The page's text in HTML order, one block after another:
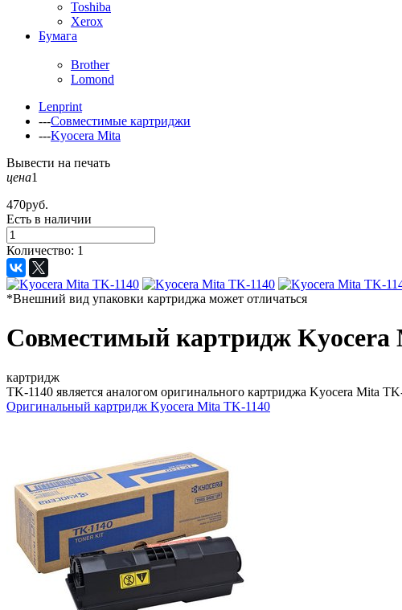
Toshiba
Xerox
Бумага
Brother
Lomond
Lenprint
---Совместимые картриджи
---Kyocera Mita
Вывести на печать
цена1
470руб.
Есть в наличии
Количество: 1
*Внешний вид упаковки картриджа может отличаться
Совместимый картридж Kyocera
картридж
TK-1140 является аналогом оригинального картриджа Kyocera Mita
Оригинальный картридж Kyocera Mita TK-1140